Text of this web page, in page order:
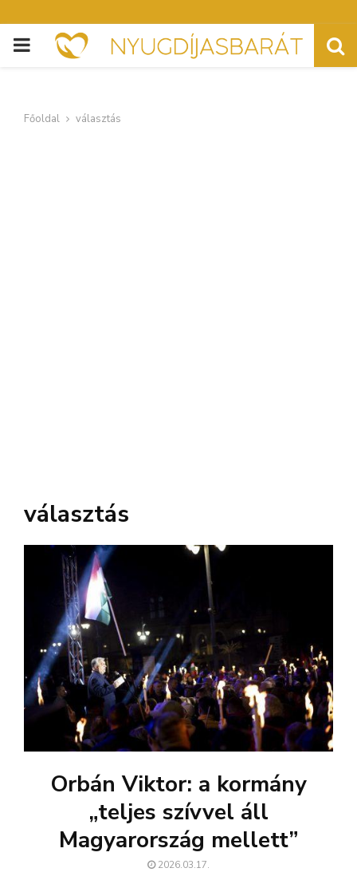
PRIMARY
Főoldal választás
választás
Orbán Viktor: a kormány
„teljes szívvel áll
Magyarország mellett”
2026.03.17.